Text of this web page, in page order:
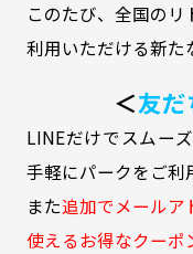
このたび、全国の
利用いただける新た
＜友
LINEだけでスムー
手軽にパークをご利
また追加でメールア
使えるお得なクーポ